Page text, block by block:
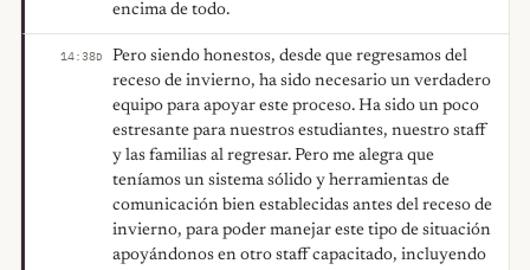
encima de todo.
14:38D
Pero siendo honestos, desde que regresamos del
receso de invierno, ha sido necesario un verdadero
equipo para apoyar este proceso. Ha sido un poco
estresante para nuestros estudiantes, nuestro staff
y las familias al regresar. Pero me alegra que
teníamos un sistema sólido y herramientas de
comunicación bien establecidas antes del receso de
invierno, para poder manejar este tipo de situación
apoyándonos en otro staff capacitado, incluyendo